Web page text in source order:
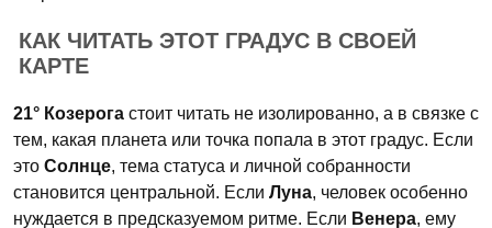
КАК ЧИТАТЬ ЭТОТ ГРАДУС В СВОЕЙ
КАРТЕ
21° Козерога стоит читать не изолированно, а в связке с
тем, какая планета или точка попала в этот градус. Если
это Солнце, тема статуса и личной собранности
становится центральной. Если Луна, человек особенно
нуждается в предсказуемом ритме. Если Венера, ему